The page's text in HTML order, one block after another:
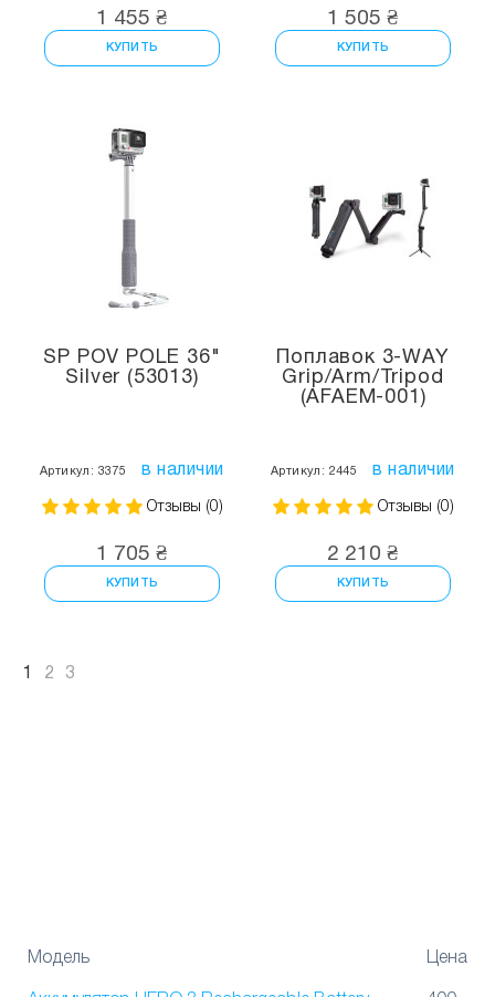
1 455 ₴
КУПИТЬ
1 505 ₴
КУПИТЬ
SP POV POLE 36"
Silver (53013)
Артикул: 3375 в наличии
Отзывы (0)
1 705 ₴
КУПИТЬ
Поплавок 3-WAY
Grip/Arm/Tripod
(AFAEM-001)
Артикул: 2445 в наличии
Отзывы (0)
2 210 ₴
КУПИТЬ
1 2 3
Модель Цена